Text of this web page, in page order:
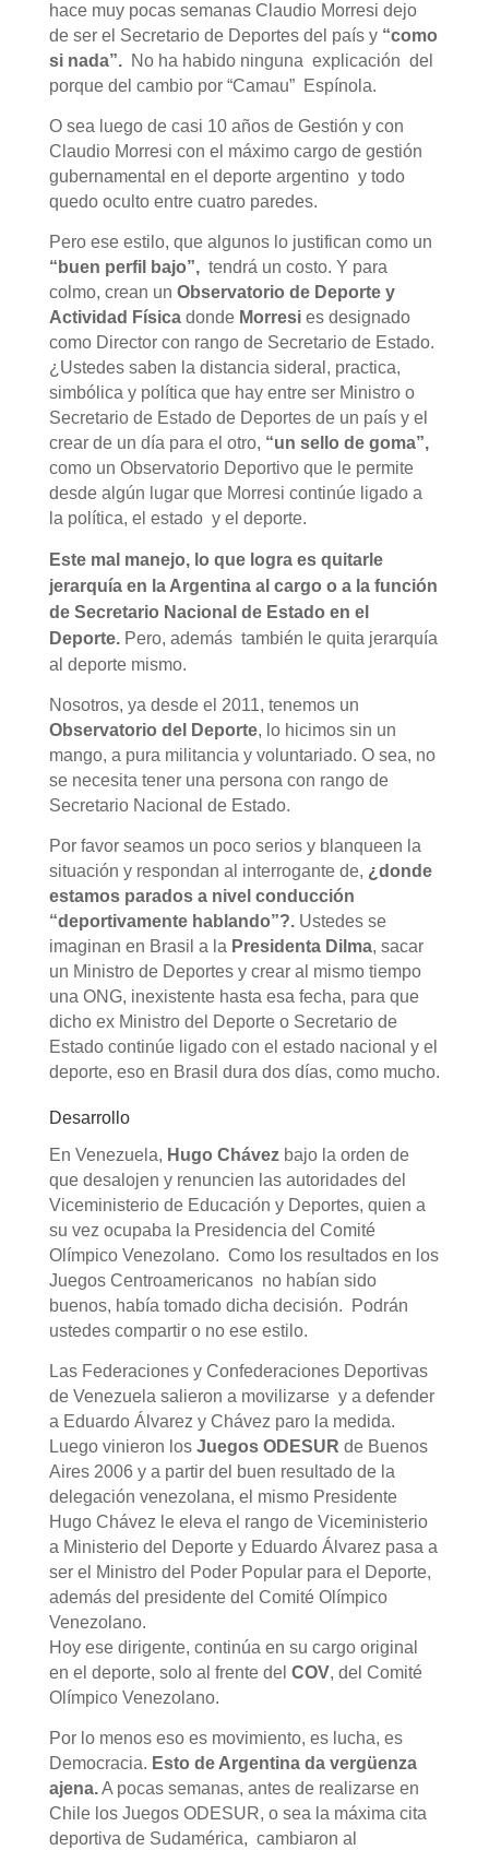
hace muy pocas semanas Claudio Morresi dejo
de ser el Secretario de Deportes del país y “como
si nada”.No ha habido ninguna explicación del
porque del cambio por “Camau” Espínola.
O sea luego de casi 10 años de Gestión y con
Claudio Morresi con el máximo cargo de gestión
gubernamental en el deporte argentino y todo
quedo oculto entre cuatro paredes.
Pero ese estilo, que algunos lo justifican como un
“buen perfil bajo”,tendrá un costo. Y para
colmo, crean un Observatorio de Deporte y
Actividad Físicadonde Morresi es designado
como Director con rango de Secretario de Estado.
¿Ustedes saben la distancia sideral, practica,
simbólica y política que hay entre ser Ministro o
Secretario de Estado de Deportes de un país y el
crear de un día para el otro, “un sello de goma”,
como un Observatorio Deportivo que le permite
desde algún lugar que Morresi continúe ligado a
la política, el estado y el deporte.
Este mal manejo, lo que logra es quitarle
jerarquía en la Argentina al cargo o a la función
de Secretario Nacional de Estado en el
Deporte.Pero, además también le quita jerarquía
al deporte mismo.
Nosotros, ya desde el 2011, tenemos un
Observatorio del Deporte, lo hicimos sin un
mango, a pura militancia y voluntariado. O sea, no
se necesita tener una persona con rango de
Secretario Nacional de Estado.
Por favor seamos un poco serios y blanqueen la
situación y respondan al interrogante de, ¿donde
estamos parados a nivel conducción
“deportivamente hablando”?.Ustedes se
imaginan en Brasil a la Presidenta Dilma, sacar
un Ministro de Deportes y crear al mismo tiempo
una ONG, inexistente hasta esa fecha, para que
dicho ex Ministro del Deporte o Secretario de
Estado continúe ligado con el estado nacional y el
deporte, eso en Brasil dura dos días, como mucho.
Desarrollo
En Venezuela, Hugo Chávezbajo la orden de
que desalojen y renuncien las autoridades del
Viceministerio de Educación y Deportes, quien a
su vez ocupaba la Presidencia del Comité
Olímpico Venezolano. Como los resultados en los
Juegos Centroamericanos no habían sido
buenos, había tomado dicha decisión. Podrán
ustedes compartir o no ese estilo.
Las Federaciones y Confederaciones Deportivas
de Venezuela salieron a movilizarse y a defender
a Eduardo Álvarez y Chávez paro la medida.
Luego vinieron los Juegos ODESUR de Buenos
Aires 2006 y a partir del buen resultado de la
delegación venezolana, el mismo Presidente
Hugo Chávez le eleva el rango de Viceministerio
a Ministerio del Deporte y Eduardo Álvarez pasa a
ser el Ministro del Poder Popular para el Deporte,
además del presidente del Comité Olímpico
Venezolano.
Hoy ese dirigente, continúa en su cargo original
en el deporte, solo al frente del COV, del Comité
Olímpico Venezolano.
Por lo menos eso es movimiento, es lucha, es
Democracia. Esto de Argentina da vergüenza
ajena.A pocas semanas, antes de realizarse en
Chile los Juegos ODESUR, o sea la máxima cita
deportiva de Sudamérica, cambiaron al